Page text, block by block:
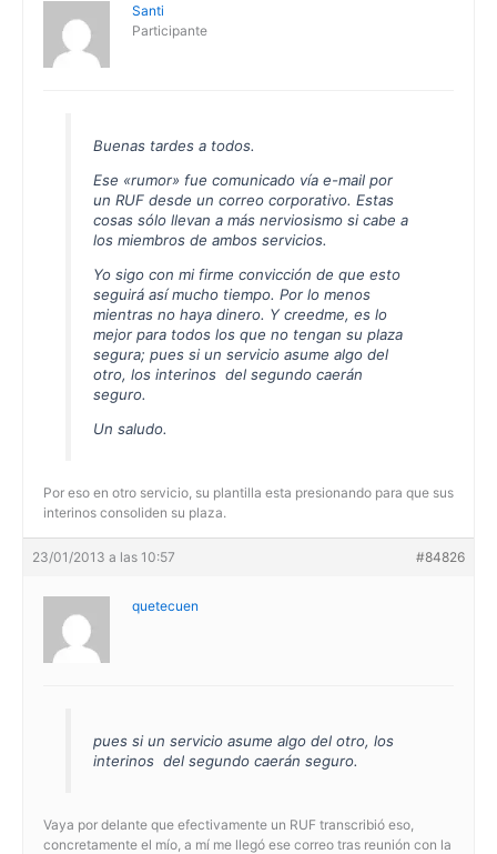
Santi
Participante
Buenas tardes a todos.
Ese «rumor» fue comunicado vía e-mail por
un RUF desde un correo corporativo. Estas
cosas sólo llevan a más nerviosismo si cabe a
los miembros de ambos servicios.
Yo sigo con mi firme convicción de que esto
seguirá así mucho tiempo. Por lo menos
mientras no haya dinero. Y creedme, es lo
mejor para todos los que no tengan su plaza
segura; pues si un servicio asume algo del
otro, los interinos del segundo caerán
seguro.
Un saludo.
Por eso en otro servicio, su plantilla esta presionando para que sus
interinos consoliden su plaza.
23/01/2013 a las 10:57 #84826
quetecuen
pues si un servicio asume algo del otro, los
interinos del segundo caerán seguro.
Vaya por delante que efectivamente un RUF transcribió eso,
concretamente el mío, a mí me llegó ese correo tras reunión con la